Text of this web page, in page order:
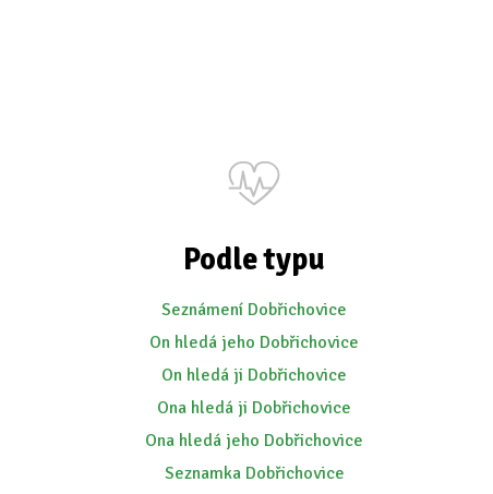
Podle typu
Seznámení Dobřichovice
On hledá jeho Dobřichovice
On hledá ji Dobřichovice
Ona hledá ji Dobřichovice
Ona hledá jeho Dobřichovice
Seznamka Dobřichovice